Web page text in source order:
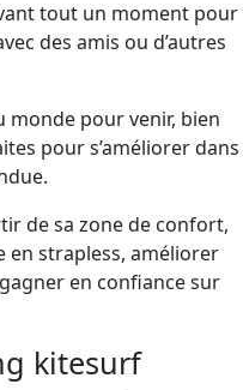
tout un moment pour
des amis ou d’autres
monde pour venir, bien
pour s’améliorer dans
de sa zone de confort,
en strapless, améliorer
en confiance sur
kitesurf